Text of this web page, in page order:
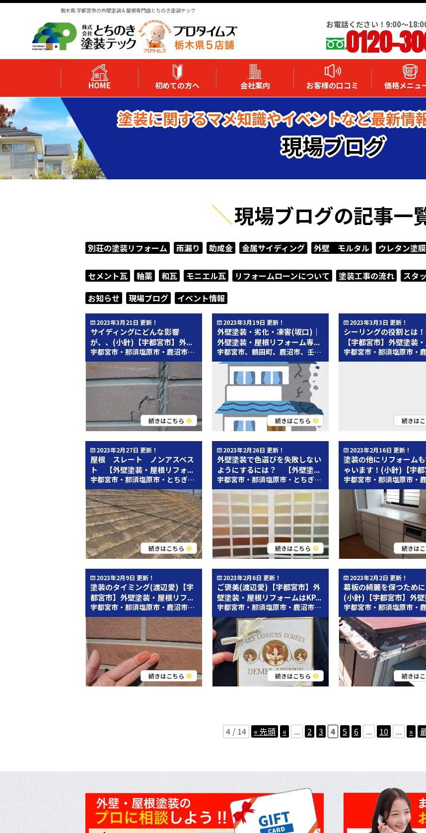
栃木県 宇都宮市の外壁塗装＆屋根専門店とちのき塗装テック
お電話ください！9:00～
0120-
HOME 初めての方へ 会社案内 お客様の口コミ 価格メニュ
塗装に関するマメ知識やイベントなど最新情
現場ブログ
現場ブログの記事一
別荘の塗装リフォーム 雨漏り 助成金 金属サイディング 外壁 モルタル ウレタン塗
セメント瓦 釉薬 和瓦 モニエル瓦 リフォームローンについて 塗装工事の流れ スタ
お知らせ
現場ブログ イベント情報
2023年3月21日 更新！
サイディングにどんな影響
が、、(小針)【宇都宮市】外...
宇都宮市・那須塩原市・鹿沼市・栃木市の皆様 こんにちは！ 栃木県県宇都宮市・那須塩原市・鹿沼市・栃木市地域密着の屋根・外壁塗装専門店とちのき塗装テック 小針です！ 宇都宮市・那須塩原市・鹿沼市・栃木市で数少ない自社職人在籍の外壁塗装＆屋根塗装専門店だから、高品質の塗装工事を提供できます！ いつもブログをお読みいただき誠にありがとうございます！ 皆さんこんにちわ！ 郡山店の小針です！ 今回は、シーリング劣化が原因でサイディングに影響をもたらしてしまう、、 前回のおさらいとして、 シーリングは経年劣化により、厚みをなくし、さらに硬化してしまえばひびが入りやすくなり、 割れ目から外壁へと、雨水が入り込む、、 そこから外壁へと、どんな影響があるのか、、 ① シーリングの隙間ができることで、雨水が侵入し外壁の内側が腐る、腐食 ② シーリングが硬化し、クッション性がなる事で、外壁に地震などの負荷がかかり、ひび割れの原因に。 ③ 侵入した雨水を外壁が吸収し、反りが発生。 小さな劣化症状を放置するだけで、ことが大きく膨らんてしまいますので、 皆様も、お家の健康診断を、してみてはいかがでしょうか。 ぜひ、ご相談くださいませ！ お問い合わせはこちら↓↓↓ 無料見積り・無料診断の依頼はこちら 宇都宮市・那須塩原市・鹿沼市・栃木市最大級！ショールームオープン！ ショールーム紹介はこちら 宇都宮市・那須塩原市・鹿沼市・栃木市の外壁塗装＆屋根工事なら、 数少ない自社職人在籍のとちのき塗装テックにお任せください！ 宇都宮市・那須塩原市・鹿沼市・栃木市の施工事例はこちら 宇都宮市・那須塩原市・鹿沼市・栃木市で創業90年、累計施工実績13,500件以上！HPで施工事例を公開中！ お得な塗装メニューはこちら 塗装の適正相場、どんな塗料があるのかをご紹介！ 職人・スタッフ紹介はこちら 無料見積り・無料診断の依頼はこちら
続きはこちら
2023年3月19日 更新！
外壁塗装・劣化・凍害(坂口)｜
外壁塗装・屋根リフォーム専...
宇都宮市、鶴田町、鹿沼市、壬生町、下野市、上三川町、日光市にお住いの皆様、こんにちは。 プロタイムズ宇都宮鶴田店 坂口です。 どんな建物でも、定期的なメンテナンスが必要となります。 住宅でも同様に、劣化した外壁は、早々に補修が必要です。１度進行した劣化は、自然に良くなりません。 人間の体のように自然治癒力があるわけではありません。 放置致しますと、住まいの寿命が短くなるリスクが生じるためです。 劣化が進行するにつれ外壁の防水性は失われていき、いずれは雨水の浸入を許すようになります。 雨水が浸入すると、外壁は加速度的に傷みます。さらに住まい内部にまで雨水が入り込んでしまうと、 住まいの躯体が腐食してしまう可能性があります。 躯体の腐食が進めば、修繕する範囲が広くなり費用も多くかかってしまう可能性が高いです。 劣化症状と申しますと、 軽度ですと、紫外線から影響を受けるチョーキング現象・色あせ 重度ですと、ひび割れ・欠損などが分かりやすい症状かと思われます。 ひび割れから、欠損に至るまでに、凍害が発生しているかと思われます。 凍害とは、 外壁表面の防水の役割を果たしている塗膜の効果がなくなると、内部に水が浸透し、その水が氷点下を下回って凍結することが、凍害の原因です。 水は氷の状態になると体積がおよそ10％増えますが、暖かくなると溶けて水に戻るため、外壁材は膨張と収縮を繰り返し、やがて外壁表面にもひび割れや剥がれの症状が起きはじめます。 一般住宅で、主成分がセメントである建材は、1年中雨や紫外線などに晒されます。特に冬場では、凍害が起こりやすくなります。 いざ外壁に剥がれが生じますと、外壁の張り替えをするしかなくなり、思わぬ出費に繫がる可能性があります。 対策としては、窓回りに水がたまることから始まりますので、 水が溜まりにくくすることが必要です。 との１つの解決策が、防水性を持たせる塗装になります。 外壁の劣化症状は、手で触ると粉（顔料）がつくことから 始まります。 気になり始めが、相談時かと思われます。 私たちKPCグループでは ACCEL JAPAN アンバサダーのヒロミさんの肖像を用いたプロモーション活動を開始致しました！！ DIYでもおなじみのヒロミさんです! (^^)! 創業94年のKPCグループ(郡山塗装グループ)のプロタイムズ宇都宮 鶴田店は、栃木県内全域で地域密着の外壁工事、塗装工事、各所補修、屋上防水、内装リフォームまで、お家のことでしたら何でもお問い合わせ下さい。 お客様とのご縁を大切に喜びと安心、そして感動をご提供できるような工事を行ってまいります。 プロタイムズ宇都宮 鶴田店｜宇都宮市｜鶴田町（つるた）｜鹿沼市｜壬生町｜下野市｜上三川町｜日光市 外壁塗装＆屋根リフォーム&サイディング&雨もり防水専門店、適正価格で評判の見積もりを実現いたします。 外出を控えたい．．．。 そんな時は！！ ご自宅に居ながら専門家に相談が可能なプロタイムズ宇都宮 鶴田店公式LINEアカウントへ！！ 来店予約・オンライン相談も随時受け付けております！！ 弊社で施工したお家をぜひご覧ください！ 高品質塗装には絶対の自信があります。 塗装のプロフェッショナル集団として誠心誠意対応させていただきます。 栃木県内4店舗展開中！ ⇒宇都宮店(岡本)、宇都宮 鶴田店、とちぎ店、那須塩原店 宇都宮市｜鶴田町｜鹿沼市｜壬生町｜下野市｜上三川町｜日光市 外壁塗装＆屋根リフォーム&サイディング&雨もり防水専門店
続きはこちら
2023年3月3日 更新！
シーリングの役割とは
【宇都宮市】外壁塗装
続きは
2023年2月27日 更新！
屋根 スレート ノンアスベス
ト 【外壁塗装・屋根リフォ...
宇都宮市・那須塩原市・とちぎし近辺の皆さんこんにちは(^▽^) 外壁塗装・屋根塗装専門店のとちのき塗装テックです！ 今回のブログを執筆させていただく宇都宮本店、営業アシスタントの内海と申します。 ＊＊＊＊＊＊＊＊＊＊＊＊＊＊＊＊＊＊＊＊＊＊＊＊＊＊＊＊＊＊＊＊＊ スレート屋根 ノンアスベストをご存じですか？ ２０００年頃からアスベスト入りの建材が禁止された２００４年までのスレート屋根は、 ノンアスベスト材の移行期でした。この時期のスレート屋根は、準備不足のままアスベストを抜いて 代用品にしたため、耐久性の点で劣る疑いがあることがわかってきました。 ７～８年で欠けたり割れたりヒビが入ったりするものが散見されるのです。 ◇ノンアスベストだった時の対処法として そんなに傷んでいないようであれば、粘着度の高い塗料で塗装すれば、しばらくの間は 問題ないかと思います。 しかし、そのお家に長く住むのであればとなると話は変わってきます。 その場合は、葺き替え・カバー工法で屋根材全体をお考えになった方がよろしいかと思います。 ◇２００１～２００４年頃は要注意 アスベストが含まれていない分安心なものではありますが、その反面、耐久年数が低いと思われる 屋根があります。 実際「家、スレート屋根なんだけど、この前の風で屋根材が落ちてきた」という内容のお電話があります。 屋根を見させていただいた結果、２００１年頃に建てたお家、図面を見させていただき確認するとノンアスベストのスレート屋根ということも分かりました。 屋根は、日常生活であまり目にすることが無いと思われる個所だと思います。 その分、劣化している事にも気づきません。 現場調査・お見積り無料ですので ご不明点・ご相談などお気軽にお問い合わせください！ 施工事例はこちら 栃ナビはこちら インスタはこちら (・∀・)ｲｲﾈ!!宜しくお願いします インスタでは、質問コーナーを考えております、皆さんが知りたいこと動画にしてほしいことがありましたら、お気軽にDM、お電話ください(*'▽') ＊＊＊＊＊＊＊＊＊＊＊＊《最後までご覧いただきありがとうございます》＊＊＊＊＊＊＊＊＊＊＊＊ ※コロナ感染拡大防止の為、入口に消毒液を設置しておりますのでご自由にお使い下さい。 尚、スタッフがお客様を対応する際マスクを着用しておりますが、ご了承下さい。 栃木県宇都宮市・さくら市・塩谷郡・芳賀郡で外壁塗装・屋根の塗り替えをお考えなら、 屋根・外壁塗装＆雨漏り専門店「プロタイムズ宇都宮店」までぜひご相談下さい！ お電話番号はコチラ ０１２０－３００－７５８ 年中無休（年末年始・GW・お盆は除く） 受付時間 ９：００～１８：００ 外壁・屋根塗り替えお問い合わせはコチラ ↓↓ https://protimes-utsunomiya.com/contact/ ぜひお気軽にお問合せください！！ 外壁塗装＆雨漏り専門店「プロタイムズ宇都宮店」は、株式会社郡山塗装が運営しています。株式会社郡山塗装は福島県で創業91年になる老舗の屋根外壁塗装会社です。 公共工事がメインでしたが、現在は戸建て住宅の外壁塗装や屋根塗装も行っています。 全ての仕事の先にあるのは、お客様の笑顔。この「お客様の笑顔」を会社の目的として、これからも福島県内で培った塗装業界No.1の実績と信頼の技術で、 栃木県（宇都宮市・さくら市・塩谷郡・芳賀郡）の多くの人々に喜んでいただき、地域の皆様と共に生き、地域にとって必要とされる企業であり続けられるよう頑張ってまいります。 どうぞ宜しくお願いします。 栃木県にお住まいの皆様へ 私たち郡山塗装は50名を超える自社塗装職人、国家資格塗装技能士の工事会社です。 マナーにこだわり、塗装品質にこだわり、過去に福島県内で12,000件を超える塗装リフォームを行ってきました。 ひとつひとつの工事工程を丁寧に、そして、手作りで創り上げる世界に１つしかない作品としてお客様の予測を超える外装リフォーム工事にしてまいります。 「全ての仕事の先にあるのは、お客様の笑顔。」という理念を大切にして、これからも福島県塗装実績No.1企業としての誇りを胸に、 多くの人々に喜んでいただき、福島県、栃木県と共に生き、福島県、栃木県にとって必要とされる企業でありづづけられるよう頑張ってまいります。 外壁塗装＆屋根塗装、屋根リフォーム＆雨漏り対策＆屋上防水＆ベランダ防水＆外壁リフォーム専門店のプロタイムズ宇都宮店（株式会社郡山塗装）をどうぞ宜しくお願い致します。 栃木県の外壁塗装＆屋根専門店郡山塗装へのお問合せはこちら https://protimes-utsunomiya.com/contact/ 栃木県で外壁塗装をお考えの方はこちらへ https://protimes-utsunomiya.com/ 株式会社郡山塗装のホームページはこちら https://fukushima-toso.com/
続きはこちら
2023年2月26日 更新！
外壁塗装で色選びを失敗しない
ようにするには？ 【外壁塗...
宇都宮市・那須塩原市・とちぎし近辺の皆さんこんにちは(^▽^) 外壁塗装・屋根塗装専門店のとちのき塗装テックです！ 今回のブログを執筆させていただく宇都宮本店、営業アシスタントの内海と申します。 ＊＊＊＊＊＊＊＊＊＊＊＊＊＊＊＊＊＊＊＊＊＊＊＊＊＊＊＊＊＊＊＊＊ 色選びにお困りではありませんか？ 「外壁塗装をしたい！でも、何色に？失敗したらどうしよう、、、」 ！！初めて塗装する方・塗り替えを考えている方必見！！ ◇外壁塗装で色選びを失敗しないようにするには？ 外壁塗装をするにあたって色選びかとても悩まれると思います。 カタログだけでは、イメージがしにくいと思われます。色は見る面積によって見方が変わります。 また、たくさん色があるため、あれもこれもとなってしまうと思います。 光の当たり具合でも変わりますしね(*'▽') （アンミカさんも白は200色あると仰っていました！） では、どうすれば外壁塗装の際に失敗しな色選びができるのか。 ◇カラーシミュレーションでイメージ作成 色選びには欠かせない！！ 実際のお家に気になっている色を付けることが出来ます。 元々一色だったお家を二色にまたはその反対も可能です！ 色同士の相性も大事なので、そちらもカラーシミュレーションで作成し皆様のイメージしているお家に近づけられるかと思います！ 皆様の大切なお家がきれいにるようお手伝いいたします！ お気軽にお問い合わせください°˖✧◝(⁰▿⁰)◜✧˖° 施工事例はこちら 栃ナビはこちら インスタはこちら (・∀・)ｲｲﾈ!!宜しくお願いします インスタでは、質問コーナーを考えております、皆さんが知りたいこと動画にしてほしいことがありましたら、お気軽にDM、お電話ください(*'▽') ＊＊＊＊＊＊＊＊＊＊＊＊《最後までご覧いただきありがとうございます》＊＊＊＊＊＊＊＊＊＊＊＊ ※コロナ感染拡大防止の為、入口に消毒液を設置しておりますのでご自由にお使い下さい。 尚、スタッフがお客様を対応する際マスクを着用しておりますが、ご了承下さい。 栃木県宇都宮市・さくら市・塩谷郡・芳賀郡で外壁塗装・屋根の塗り替えをお考えなら、 屋根・外壁塗装＆雨漏り専門店「プロタイムズ宇都宮店」までぜひご相談下さい！ お電話番号はコチラ ０１２０－３００－７５８ 年中無休（年末年始・GW・お盆は除く） 受付時間 ９：００～１８：００ 外壁・屋根塗り替えお問い合わせはコチラ ↓↓ https://protimes-utsunomiya.com/contact/ ぜひお気軽にお問合せください！！ 外壁塗装＆雨漏り専門店「プロタイムズ宇都宮店」は、株式会社郡山塗装が運営しています。株式会社郡山塗装は福島県で創業91年になる老舗の屋根外壁塗装会社です。 公共工事がメインでしたが、現在は戸建て住宅の外壁塗装や屋根塗装も行っています。 全ての仕事の先にあるのは、お客様の笑顔。この「お客様の笑顔」を会社の目的として、これからも福島県内で培った塗装業界No.1の実績と信頼の技術で、 栃木県（宇都宮市・さくら市・塩谷郡・芳賀郡）の多くの人々に喜んでいただき、地域の皆様と共に生き、地域にとって必要とされる企業であり続けられるよう頑張ってまいります。 どうぞ宜しくお願いします。 栃木県にお住まいの皆様へ 私たち郡山塗装は50名を超える自社塗装職人、国家資格塗装技能士の工事会社です。 マナーにこだわり、塗装品質にこだわり、過去に福島県内で12,000件を超える塗装リフォームを行ってきました。 ひとつひとつの工事工程を丁寧に、そして、手作りで創り上げる世界に１つしかない作品としてお客様の予測を超える外装リフォーム工事にしてまいります。 「全ての仕事の先にあるのは、お客様の笑顔。」という理念を大切にして、これからも福島県塗装実績No.1企業としての誇りを胸に、 多くの人々に喜んでいただき、福島県、栃木県と共に生き、福島県、栃木県にとって必要とされる企業でありづづけられるよう頑張ってまいります。 外壁塗装＆屋根塗装、屋根リフォーム＆雨漏り対策＆屋上防水＆ベランダ防水＆外壁リフォーム専門店のプロタイムズ宇都宮店（株式会社郡山塗装）をどうぞ宜しくお願い致します。 栃木県の外壁塗装＆屋根専門店郡山塗装へのお問合せはこちら https://protimes-utsunomiya.com/contact/ 栃木県で外壁塗装をお考えの方はこちらへ https://protimes-utsunomiya.com/ 株式会社郡山塗装のホームページはこちら https://fukushima-toso.com/
続きはこちら
2023年2月16日 更新！
塗装の他にリフォーム
ゃいます！(小針)【宇
続きは
2023年2月9日 更新！
塗装のタイミング(渡辺愛)【宇
都宮市】外壁塗装・屋根リフ...
宇都宮市・那須塩原市・鹿沼市・栃木市の皆様 こんにちは！ 栃木県県宇都宮市・那須塩原市・鹿沼市・栃木市地域密着の屋根・外壁塗装専門店とちのき塗装テック の渡辺愛里です！ 宇都宮市・那須塩原市・鹿沼市・栃木市で数少ない自社職人在籍の外壁塗装＆屋根塗装専門店だから、高品質の塗装工事を提供できます！ いつもブログをお読みいただき誠にありがとうございます！ 皆さんこんにちは。 プロタイムズの渡辺愛里です。 そもそも塗装のタイミングはいつ？見分け方はあるの？ お金もかかるし、、塗装の重要性はなんなの？ と思う方がほとんどだと思います。 今回は、それに回答していきたいと思います！ 皆様のご自宅の外壁にこんな症状はないでしょうか？ 壁を手で触ると、外壁の色が手につく。外壁と外壁の間のシーリングがひび割れ・破断している。 主にこの２つが見分けやすいサインになります。 外壁の色が手につくことを、チョーキング現象と呼びます。 チョーキング現象とは、雨や紫外線などにより塗料に含まれる合成樹脂が分解され、 顔料が粉状になって表面に浮き出てきたものです。 こうなってしまうと、外壁の防水性などがなくなってしまっているので、ひび割れを起こしたり、 雨水を外壁材が吸収し、凍害を引き起こす原因などにつながります。 シーリングとは、外壁内部に水が浸入しないように守ってくれているものになります。 経年劣化や、地震などにより、ひび割れや破断といった症状が発生すると、そこから 内部へ雨水が浸入し外壁に劣化症状が発生してしまう原因になります。 塗装だけでも、お高い工事にはなってしまいますが、 劣化したまま放置してしまうと、外壁の張替え、左官等による補修、 外壁内部のボード交換など、追加工事が発生してしまうので、 お早目の診断をお勧めいたします。 他にも気になる点がありましたら、お気軽にお問い合わせください！ お問い合わせはこちら↓↓↓ 無料見積り・無料診断の依頼はこちら 宇都宮市・那須塩原市・鹿沼市・栃木市最大級！ショールームオープン！ ショールーム紹介はこちら 宇都宮市・那須塩原市・鹿沼市・栃木市の外壁塗装＆屋根工事なら、 数少ない自社職人在籍のとちのき塗装テックにお任せください！ 宇都宮市・那須塩原市・鹿沼市・栃木市の施工事例はこちら 宇都宮市・那須塩原市・鹿沼市・栃木市で創業90年、累計施工実績13,500件以上！HPで施工事例を公開中！ お得な塗装メニューはこちら 塗装の適正相場、どんな塗料があるのかをご紹介！ 職人・スタッフ紹介はこちら 無料見積り・無料診断の依頼はこちら
続きはこちら
2023年2月6日 更新！
ご褒美(渡辺愛)【宇都宮市】外
壁塗装・屋根リフォームはKP...
宇都宮市・那須塩原市・鹿沼市・栃木市の皆様 こんにちは！ 栃木県県宇都宮市・那須塩原市・鹿沼市・栃木市地域密着の屋根・外壁塗装専門店とちのき塗装テック の渡辺愛里です！ 宇都宮市・那須塩原市・鹿沼市・栃木市で数少ない自社職人在籍の外壁塗装＆屋根塗装専門店だから、高品質の塗装工事を提供できます！ いつもブログをお読みいただき誠にありがとうございます！ 皆さんこんにちは。 プロタイムズの渡辺愛里です。 大きい工事が終わったということで、休みの日は自分のご褒美ということで バレンタインフェア？でチョコレートがたくさん売っていたので、 デメルのチョコを買ってしまいました。 まずパッケージがかわいいですよね！猫の舌をモチーフにしたチョコなので 猫の舌が描かれているのもユーモアがあります。。 味はもちろん最高です。ナッツの味を選んだのですが、なめらかで溶けていく感じが 凄く贅沢です。 お高いですが、ご褒美には最高でした(*^-^*) 皆さんも頑張ったときには、自分にご褒美をあげてゆっくりしましょうね！ また次のブログでお会いしましょう！ お問い合わせはこちら↓↓↓ 無料見積り・無料診断の依頼はこちら 宇都宮市・那須塩原市・鹿沼市・栃木市最大級！ショールームオープン！ ショールーム紹介はこちら 宇都宮市・那須塩原市・鹿沼市・栃木市の外壁塗装＆屋根工事なら、 数少ない自社職人在籍のとちのき塗装テックにお任せください！ 宇都宮市・那須塩原市・鹿沼市・栃木市の施工事例はこちら 宇都宮市・那須塩原市・鹿沼市・栃木市で創業90年、累計施工実績13,500件以上！HPで施工事例を公開中！ お得な塗装メニューはこちら 塗装の適正相場、どんな塗料があるのかをご紹介！ 職人・スタッフ紹介はこちら 無料見積り・無料診断の依頼はこちら
続きはこちら
2023年2月2日 更新！
幕板の綺麗を保つために
(小針)【宇都宮市】外
続きは
4 / 14 « 先頭 « ... 2 3 4 5 6 ... 10 ... »